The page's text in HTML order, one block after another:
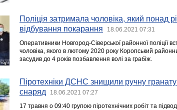
Поліція затримала чоловіка, який понад
відбування покарання
18.06.2021 07:31
Оперативники Новгород-Сіверської районної поліції
чоловіка, якого в лютому 2020 року Коропський
засудив до 4 років позбавлення волі за грабіж.
Піротехніки ДСНС знищили ручну гранату
снаряд
18.06.2021 07:27
17 травня о 09:40 групою піротехнічних робіт та